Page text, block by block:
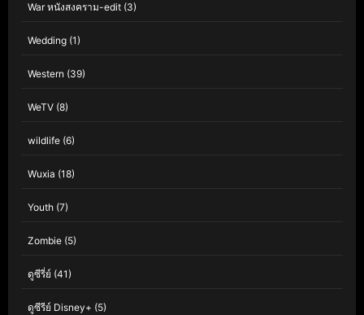
War หนังสงคราม-edit (3)
Wedding (1)
Western (39)
WeTV (8)
wildlife (6)
Wuxia (18)
Youth (7)
Zombie (5)
ดูซีรี่ย์ (41)
ดูซีรีย์ Disney+ (5)